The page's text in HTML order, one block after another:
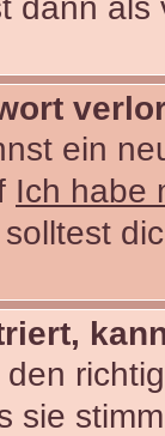
ein
Ich habe
sie